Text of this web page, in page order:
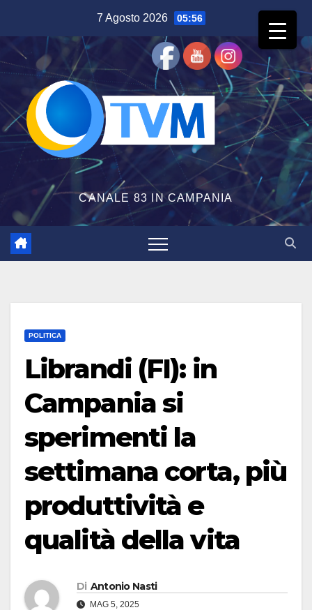
contenuto
7 Agosto 2026 05:56
CANALE 83 IN CAMPANIA
POLITICA
Librandi (FI): in
Campania si
sperimenti la
settimana corta, più
produttività e
qualità della vita
Di Antonio Nasti
MAG 5, 2025